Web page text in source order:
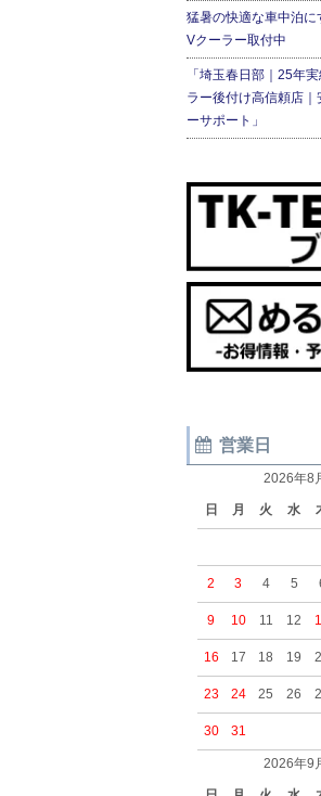
猛暑の快適な車中泊に
Vクーラー取付中
「埼玉春日部｜25年
ラー後付け高信頼店｜
ーサポート」
営業日
2026年8
日 月 火 水
2 3 4 5
9 10 11 12
16 17 18 19
23 24 25 26
30 31
2026年9